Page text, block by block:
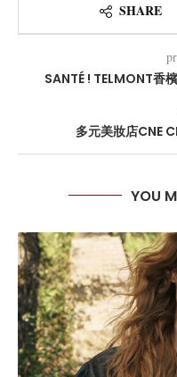
SHARE
SANTÉ ! TELMONT香
多元美妝店CNE
YOU